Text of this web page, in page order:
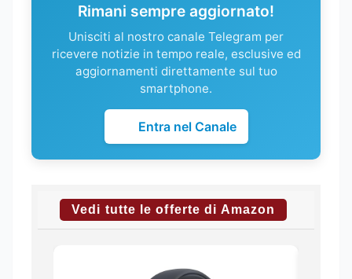
Rimani sempre aggiornato!
Unisciti al nostro canale Telegram per
ricevere notizie in tempo reale, esclusive ed
aggiornamenti direttamente sul tuo
smartphone.
Entra nel Canale